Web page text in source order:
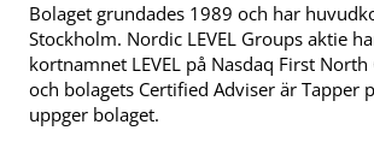
Bolaget grundades 1989 och har
Stockholm. Nordic LEVEL Groups aktie
kortnamnet LEVEL på Nasdaq First
och bolagets Certified Adviser är Tapper
uppger bolaget.